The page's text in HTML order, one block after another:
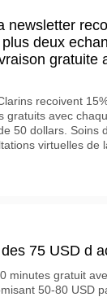
newsletter
deux
gratuite
recoivent
gratuits avec
50 dollars. Soins
virtuelles de
75 USD d
minutes gratuit
50-80 USD